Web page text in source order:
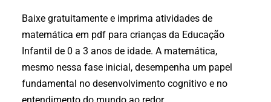
Baixe gratuitamente e imprima atividades de
matemática em pdf para crianças da Educação
Infantil de 0 a 3 anos de idade. A matemática,
mesmo nessa fase inicial, desempenha um papel
fundamental no desenvolvimento cognitivo e no